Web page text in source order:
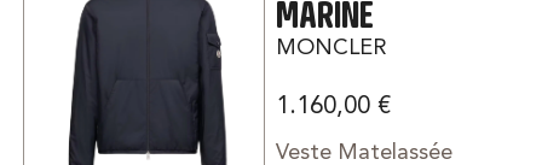
MARINE
MONCLER
1.160,00€
Veste Matelassée